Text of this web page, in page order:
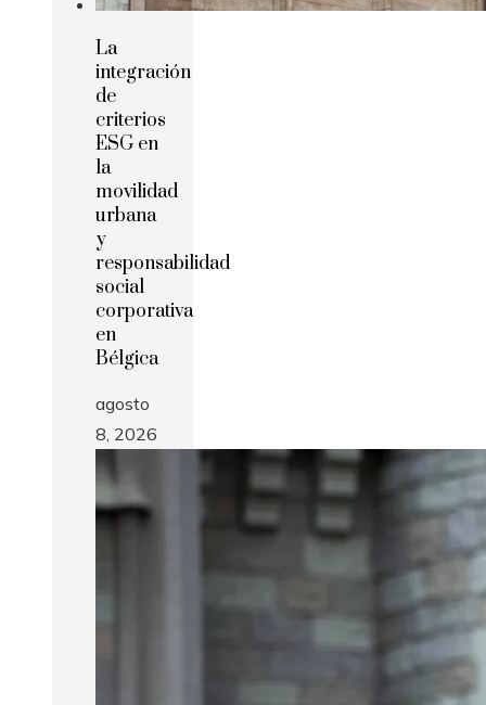
La
integración
de
criterios
ESG en
la
movilidad
urbana
y
responsabilidad
social
corporativa
en
Bélgica
agosto
8, 2026